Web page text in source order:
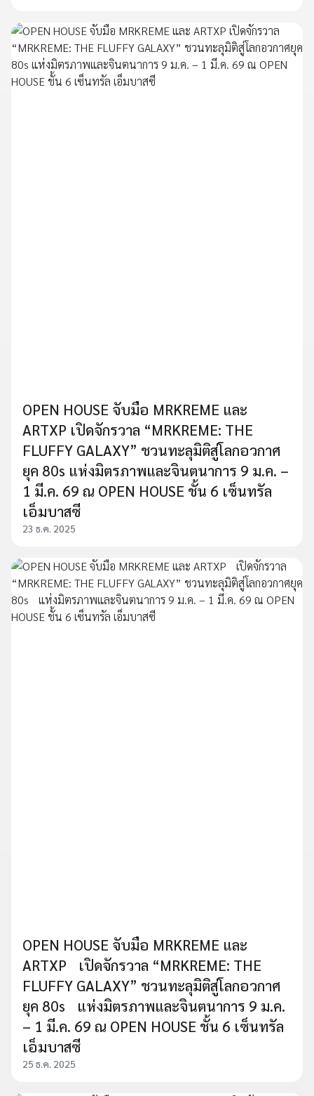
OPEN HOUSE จับมือ MRKREME และ
ARTXP เปิดจักรวาล “MRKREME: THE
FLUFFY GALAXY” ชวนทะลุมิติสู่โลกอวกาศ
ยุค 80s แห่งมิตรภาพและจินตนาการ 9 ม.ค. –
1 มี.ค. 69 ณ OPEN HOUSE ชั้น 6 เซ็นทรัล
เอ็มบาสซี
23 ธ.ค. 2025
OPEN HOUSE จับมือ MRKREME และ
ARTXP เปิดจักรวาล “MRKREME: THE
FLUFFY GALAXY” ชวนทะลุมิติสู่โลกอวกาศ
ยุค 80s แห่งมิตรภาพและจินตนาการ 9 ม.ค.
– 1 มี.ค. 69 ณ OPEN HOUSE ชั้น 6 เซ็นทรัล
เอ็มบาสซี
25 ธ.ค. 2025